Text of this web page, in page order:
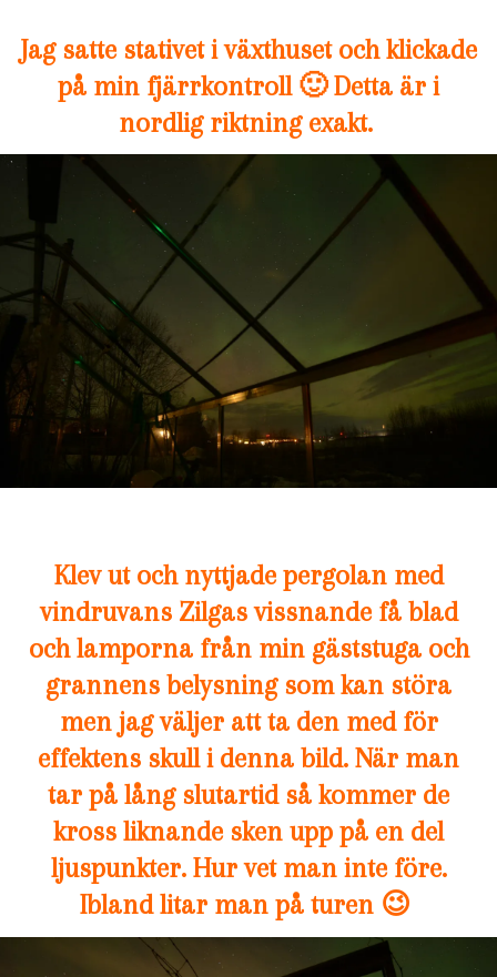
Jag satte stativet i växthuset och klickade
på min fjärrkontroll 🙂 Detta är i
nordlig riktning exakt.
Klev ut och nyttjade pergolan med
vindruvans Zilgas vissnande få blad
och lamporna från min gäststuga och
grannens belysning som kan störa
men jag väljer att ta den med för
effektens skull i denna bild. När man
tar på lång slutartid så kommer de
kross liknande sken upp på en del
ljuspunkter. Hur vet man inte före.
Ibland litar man på turen 😉